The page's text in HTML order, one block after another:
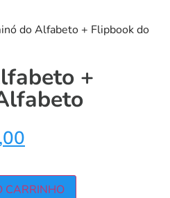
do Alfabeto + Flipbook do
+
CARRINHO